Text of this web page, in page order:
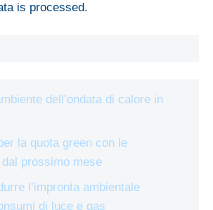
is processed.
dell’ondata di calore in
la quota green con le
prossimo mese
l’impronta ambientale
di luce e gas